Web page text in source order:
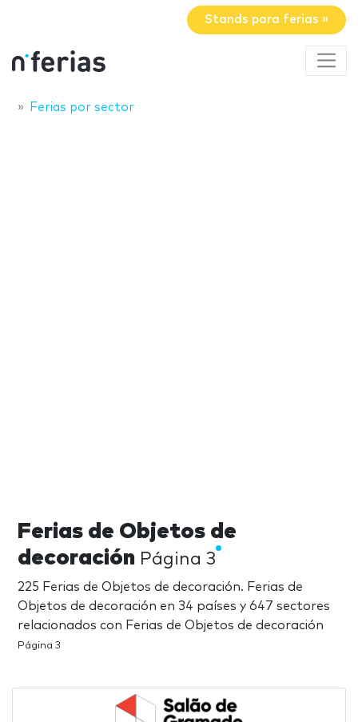
Stands para ferias »
Ferias por sector
Ferias de Objetos de
decoración Página 3
225 Ferias de Objetos de decoración. Ferias de
Objetos de decoración en 34 países y 647 sectores
relacionados con Ferias de Objetos de decoración
Página 3